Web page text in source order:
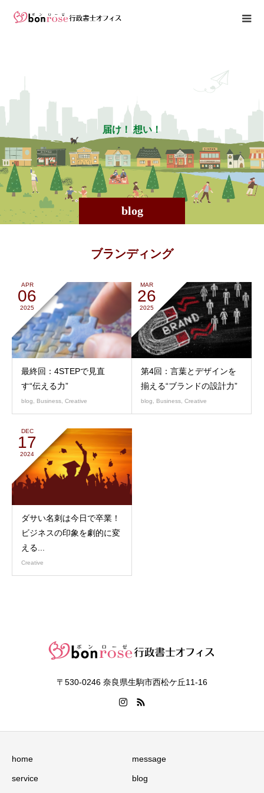
blog
届け ！ 想い！
ブランディング
APR
06
2025
最終回：4STEPで見直
す“伝える力”
blog, Business, Creative
MAR
26
2025
第4回：言葉とデザインを
揃える“ブランドの設計力”
blog, Business, Creative
DEC
17
2024
ダサい名刺は今日で卒業！
ビジネスの印象を劇的に変
える...
Creative
〒530-0246 奈良県生駒市西松ケ丘11-16
home message
service blog